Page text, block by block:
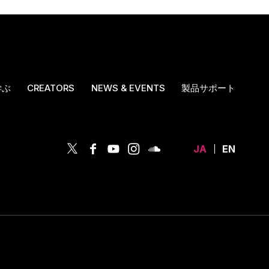
CREATORS NEWS & EVENTS 製品サポート
JA EN